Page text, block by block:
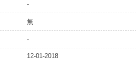
-
無
-
12-01-2018